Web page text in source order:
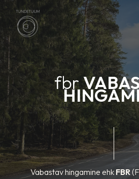
Skip
to
content
fbr
Vabastav hingamine ehk FBR